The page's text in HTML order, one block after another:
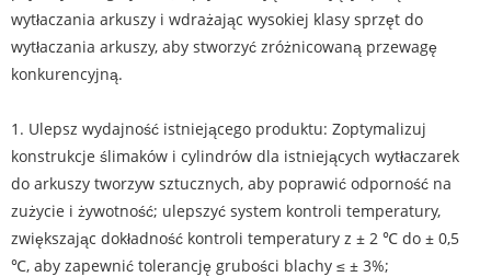
wytłaczania arkuszy i wdrażając wysokiej klasy sprzęt do
wytłaczania arkuszy, aby stworzyć zróżnicowaną przewagę
konkurencyjną.
1. Ulepsz wydajność istniejącego produktu: Zoptymalizuj
konstrukcje ślimaków i cylindrów dla istniejących wytłaczarek
do arkuszy tworzyw sztucznych, aby poprawić odporność na
zużycie i żywotność; ulepszyć system kontroli temperatury,
zwiększając dokładność kontroli temperatury z ± 2 ℃ do ± 0,5
℃, aby zapewnić tolerancję grubości blachy ≤ ± 3%;